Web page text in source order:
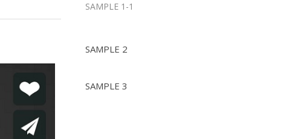
SAMPLE 1-1
SAMPLE 2
SAMPLE 3